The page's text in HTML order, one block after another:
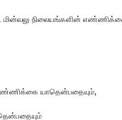
மின்வலு நிலையங்களின்
எண்ணிக்கை யாதென்பதையும்,